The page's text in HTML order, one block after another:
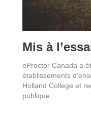
Mis à
eProctor Canada a
établissements
Holland College et
publique.